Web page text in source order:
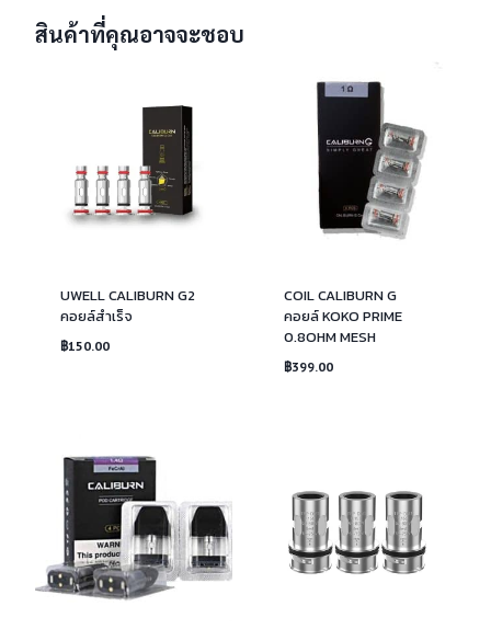
สินค้าที่คุณอาจจะชอบ
UWELL CALIBURN G2
คอยล์สำเร็จ
฿150.00
COIL CALIBURN G
คอยล์ KOKO PRIME
0.8OHM MESH
฿399.00